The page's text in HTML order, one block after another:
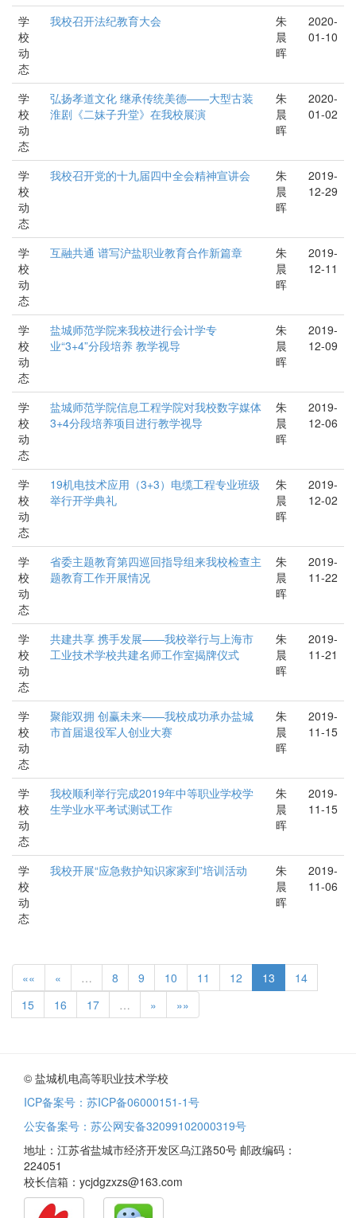
学
校
动
态
我校召开法纪教育大会
朱
晨
晖
2020-
01-10
学
校
动
态
弘扬孝道文化 继承传统美德——大型古装
淮剧《二妹子升堂》在我校展演
朱
晨
晖
2020-
01-02
学
校
动
态
我校召开党的十九届四中全会精神宣讲会
朱
晨
晖
2019-
12-29
学
校
动
态
互融共通 谱写沪盐职业教育合作新篇章
朱
晨
晖
2019-
12-11
学
校
动
态
盐城师范学院来我校进行会计学专
业“3+4”分段培养 教学视导
朱
晨
晖
2019-
12-09
学
校
动
态
盐城师范学院信息工程学院对我校数字媒体
3+4分段培养项目进行教学视导
朱
晨
晖
2019-
12-06
学
校
动
态
19机电技术应用（3+3）电缆工程专业班级
举行开学典礼
朱
晨
晖
2019-
12-02
学
校
动
态
省委主题教育第四巡回指导组来我校检查主
题教育工作开展情况
朱
晨
晖
2019-
11-22
学
校
动
态
共建共享 携手发展——我校举行与上海市
工业技术学校共建名师工作室揭牌仪式
朱
晨
晖
2019-
11-21
学
校
动
态
聚能双拥 创赢未来——我校成功承办盐城
市首届退役军人创业大赛
朱
晨
晖
2019-
11-15
学
校
动
态
我校顺利举行完成2019年中等职业学校学
生学业水平考试测试工作
朱
晨
晖
2019-
11-15
学
校
动
态
我校开展“应急救护知识家家到”培训活动
朱
晨
晖
2019-
11-06
«« « … 8 9 10 11 12 13
14
15
16 17 … » »»
© 盐城机电高等职业技术学校
ICP备案号：苏ICP备06000151-1号
公安备案号：苏公网安备32099102000319号
地址：江苏省盐城市经济开发区乌江路50号 邮政编码：
224051
校长信箱：ycjdgzxzs@163.com